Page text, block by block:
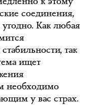
соединения,
Как любая
так
ищет
необходимо
у вас страх.